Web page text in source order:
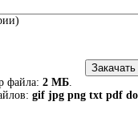
файла: 2 МБ.
gif jpg png txt pdf